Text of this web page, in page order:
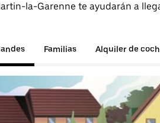
la-Garenne te ayudarán a
Familias Alquiler de